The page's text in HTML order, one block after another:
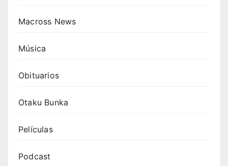
Macross News
Música
Obituarios
Otaku Bunka
Películas
Podcast